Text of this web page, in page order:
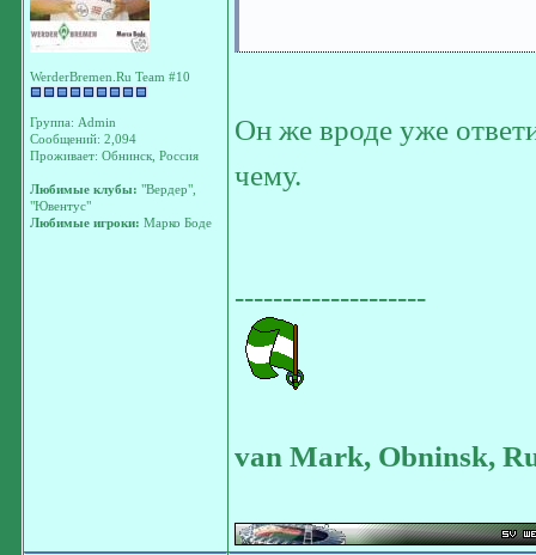
WerderBremen.Ru Team #10
Группа: Admin
Сообщений: 2,094
Проживает: Обнинск, Россия
Любимые клубы: "Вердер",
"Ювентус"
Любимые игроки: Марко Боде
Он же вроде уже
чему.
--------------------
van Mark, Obninsk,